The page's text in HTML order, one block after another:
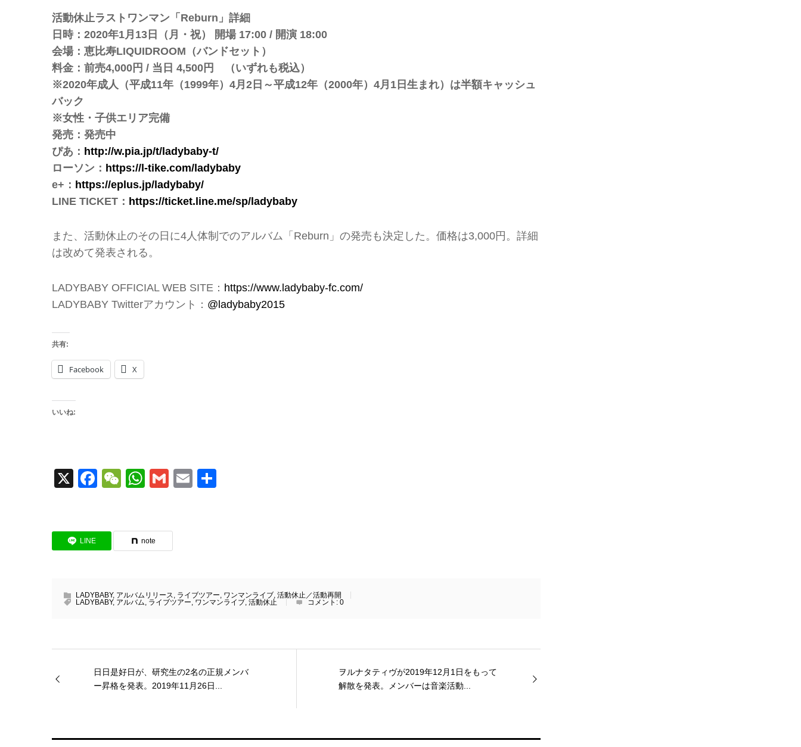
活動休止ラストワンマン「Reburn」詳細
日時：2020年1月13日（月・祝） 開場 17:00 / 開演 18:00
会場：恵比寿LIQUIDROOM（バンドセット）
料金：前売4,000円 / 当日 4,500円 （いずれも税込）
※2020年成人（平成11年（1999年）4月2日～平成12年（2000年）4月1日生まれ）は半額キャッシュ
バック
※女性・子供エリア完備
発売：発売中
ぴあ： http://w.pia.jp/t/ladybaby-t/
ローソン： https://l-tike.com/ladybaby
e+： https://eplus.jp/ladybaby/
LINE TICKET： https://ticket.line.me/sp/ladybaby
また、活動休止のその日に4人体制でのアルバム「Reburn」の発売も決定した。価格は3,000円。詳細
は改めて発表される。
LADYBABY OFFICIAL WEB SITE： https://www.ladybaby-fc.com/
LADYBABY Twitterアカウント： @ladybaby2015
共有:
Facebook X
いいね:
X Facebook
WeChat
WhatsApp
GmailEmail
LINE note
LADYBABY, アルバムリリース, ライブツアー, ワンマンライブ, 活動休止／活動再開
LADYBABY, アルバム, ライブツアー, ワンマンライブ, 活動休止 コメント: 0
日日是好日が、研究生の2名の正規メンバ
ー昇格を発表。2019年11月26日...
ヲルナタティヴが2019年12月1日をもって
解散を発表。メンバーは音楽活動...